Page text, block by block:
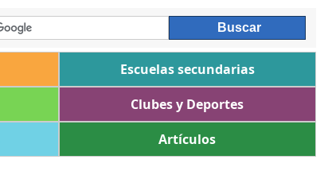
Escuelas secundarias
Clubes y Deportes
Artículos